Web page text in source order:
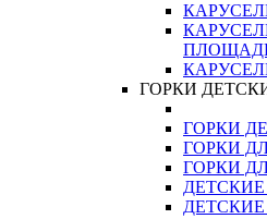
ГОРКИ
ГОРКИ
ГОРКИ
ГОРКИ